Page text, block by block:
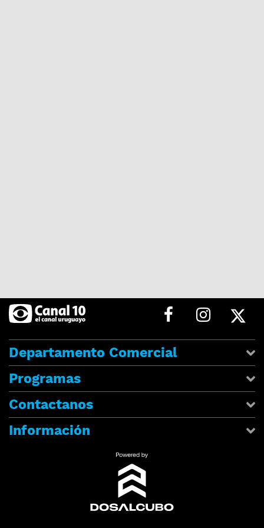
Departamento Comercial
Programas
Contactanos
Información